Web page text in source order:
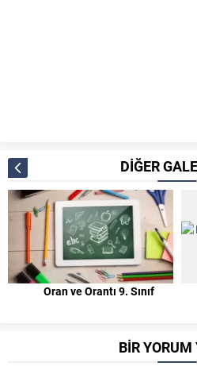
DİĞER
Oran ve Orantı 9. Sınıf
BİR